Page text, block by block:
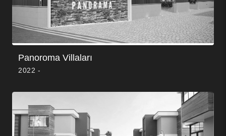
Panoroma Villaları
2022 -